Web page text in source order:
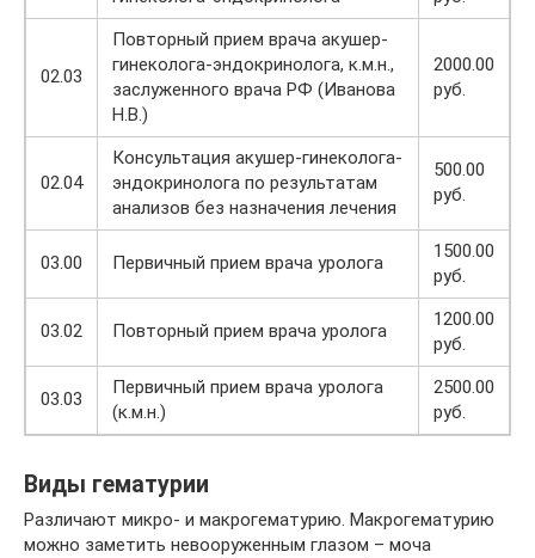
02.03
Повторный прием врача акушер-
гинеколога-эндокринолога, к.м.н.,
заслуженного врача РФ (Иванова
Н.В.)
2000.00
руб.
02.04
Консультация акушер-гинеколога-
эндокринолога по результатам
анализов без назначения лечения
500.00
руб.
03.00 Первичный прием врача уролога
1500.00
руб.
03.02 Повторный прием врача уролога
1200.00
руб.
03.03
Первичный прием врача уролога
(к.м.н.)
2500.00
руб.
Виды гематурии
Различают микро- и макрогематурию. Макрогематурию
можно заметить невооруженным глазом – моча